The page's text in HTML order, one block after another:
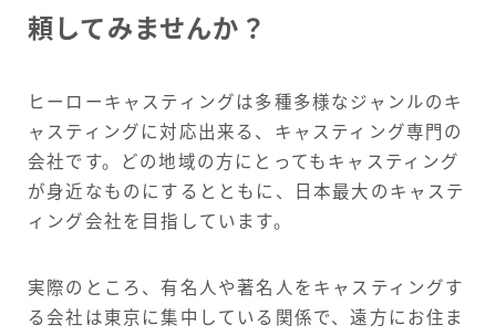
頼してみませんか？
ヒーローキャスティングは多種多様なジャンルのキ
ャスティングに対応出来る、キャスティング専門の
会社です。どの地域の方にとってもキャスティング
が身近なものにするとともに、日本最大のキャステ
ィング会社を目指しています。
実際のところ、有名人や著名人をキャスティングす
る会社は東京に集中している関係で、遠方にお住ま